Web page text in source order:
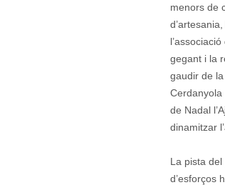
menors de
gegant i la
gaudir de la
Cerdanyola
de Nadal
dinamitzar
La pista
d’esforços